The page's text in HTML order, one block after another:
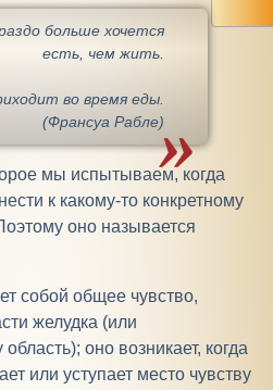
больше хочется
есть, чем жить.
во время еды.
(Франсуа Рабле)
мы испытываем, когда
к какому-то конкретному
оно называется
собой общее чувство,
желудка (или
оно возникает, когда
или уступает место чувству